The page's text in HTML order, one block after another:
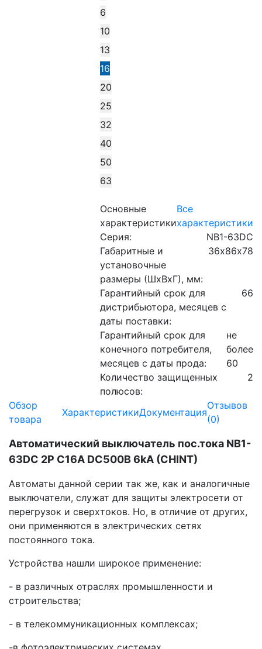
6
10
13
16
20
25
32
40
50
63
Основные
характеристики
Все
характеристики
Серия:
NB1-63DC
Габаритные и
установочные
размеры (ШхВхГ), мм:
36х86х78
Гарантийный срок для
дистрибьютора, месяцев с
даты поставки:
66
Гарантийный срок для
конечного потребителя,
месяцев с даты прода:
не
более
60
Количество защищенных
полюсов:
2
Обзор
товара
ХарактеристикиДокументация
Отзывов
(0)
Автоматический выключатель пос.тока NB1-
63DC 2P C16A DC500В 6kA (CHINT)
Автоматы данной серии так же, как и аналогичные
выключатели, служат для защиты электросети от
перегрузок и сверхтоков. Но, в отличие от других,
они применяются в электрических сетях
постоянного тока.
Устройства нашли широкое применение:
- в различных отраслях промышленности и
строительства;
- в телекоммуникационных комплексах;